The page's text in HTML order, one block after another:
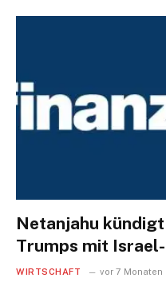
Netanjahu
Trumps mit
WIRTSCHAFT vor 7 Monaten